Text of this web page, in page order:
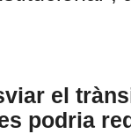
el
podria